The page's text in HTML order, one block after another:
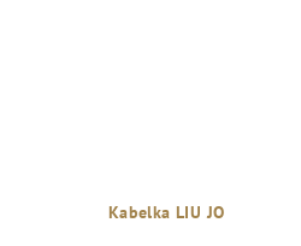
Kabelka LIU JO